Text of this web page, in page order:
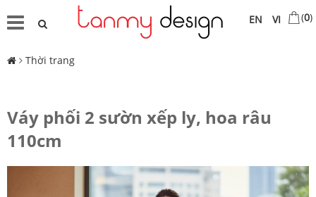
VI
EN (0)
Thời trang
Váy phối 2 sườn xếp ly, hoa râu
110cm